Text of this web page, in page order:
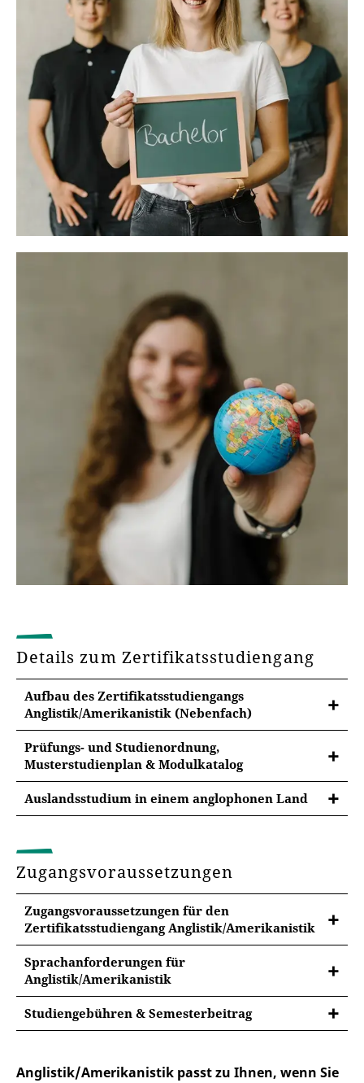
Details zum Zertifikatsstudiengang
Aufbau des Zertifikatsstudiengangs
Anglistik/Amerikanistik (Nebenfach)
Prüfungs- und Studienordnung,
Musterstudienplan & Modulkatalog
In der jeweiligen Prüfungsordnung finden Sie
wichtige Informationen zu den Studienzielen und -
Prüfungsordnung Nebenfach
Anglistik/Amerikanistik 2021 (pdf)
Auslandsstudium in einem anglophonen Land
Zugangsvoraussetzungen
Zugangsvoraussetzungen für den
Zertifikatsstudiengang Anglistik/Amerikanistik
Sprachanforderungen für
Anglistik/Amerikanistik
Sprachanforderungen im Englisch-Studium
Für den Studienerfolg sind sehr gute Englisch-
Studiengebühren & Semesterbeitrag
Weiterbildungsstudiengebühren. Die aktuelle
Anglistik/Amerikanistik passt zu Ihnen, wenn Sie